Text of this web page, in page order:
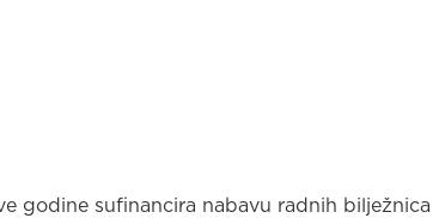
godine sufinancira nabavu radnih bilježnica